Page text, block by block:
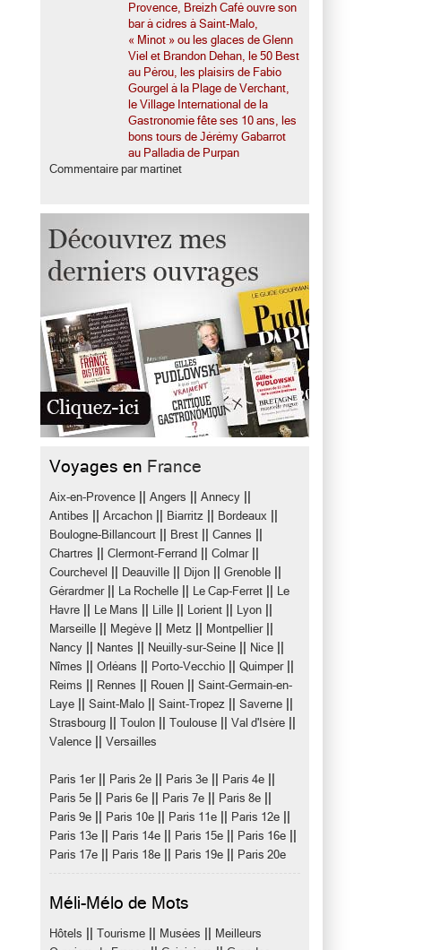
Provence, Breizh Café ouvre son
bar à cidres à Saint-Malo,
« Minot » ou les glaces de Glenn
Viel et Brandon Dehan, le 50 Best
au Pérou, les plaisirs de Fabio
Gourgel à la Plage de Verchant,
le Village International de la
Gastronomie fête ses 10 ans, les
bons tours de Jérémy Gabarrot
au Palladia de Purpan
Commentaire par martinet
Voyages en France
Aix-en-Provence Angers Annecy
Antibes Arcachon Biarritz Bordeaux
Boulogne-Billancourt Brest Cannes
Chartres Clermont-Ferrand Colmar||
Courchevel Deauville Dijon Grenoble
Gérardmer|| La Rochelle Le Cap-Ferret
Le
Havre
Le Mans Lille Lorient Lyon
Marseille Megève Metz Montpellier||
Nancy Nantes Neuilly-sur-Seine Nice
Nîmes Orléans Porto-Vecchio Quimper||
Reims Rennes Rouen
Saint-Germain-en-
Laye
Saint-Malo Saint-Tropez Saverne
Strasbourg Toulon Toulouse Val d'Isère
Valence Versailles
Paris 1er|| Paris 2e Paris 3e Paris 4e
Paris 5e Paris 6e Paris 7e Paris 8e
Paris 9e Paris 10e Paris 11e Paris 12e
Paris 13e Paris 14e Paris 15e Paris 16e
Paris 17e Paris 18e Paris 19e Paris 20e
Méli-Mélo de Mots
Hôtels Tourisme Musées
Meilleurs